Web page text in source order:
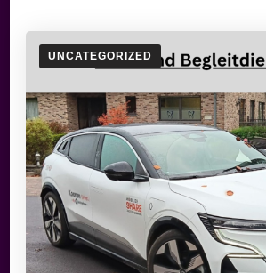
UNCATEGORIZED